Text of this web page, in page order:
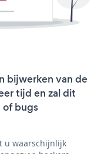
bijwerken van de
tijd en zal dit
of bugs
u waarschijnlijk